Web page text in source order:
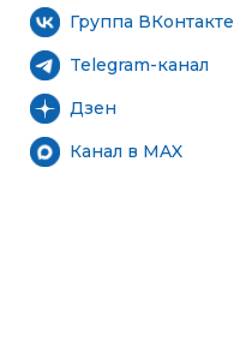
Группа ВКонтакте
Telegram-канал
Дзен
Канал в MAX